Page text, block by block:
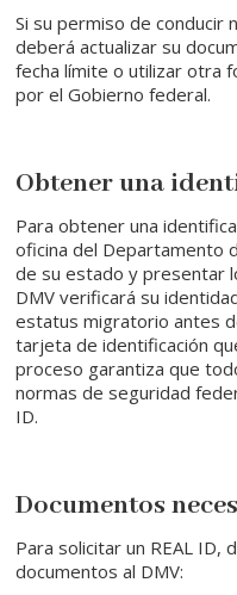
Si su permiso de conducir
deberá actualizar su
fecha límite o utilizar otra
por el Gobierno federal.
Obtener una
Para obtener una
oficina del Departamento
de su estado y presentar
DMV verificará su
estatus migratorio antes
tarjeta de identificación
proceso garantiza que
normas de seguridad
ID.
Documentos
Para solicitar un REAL ID,
documentos al DMV: